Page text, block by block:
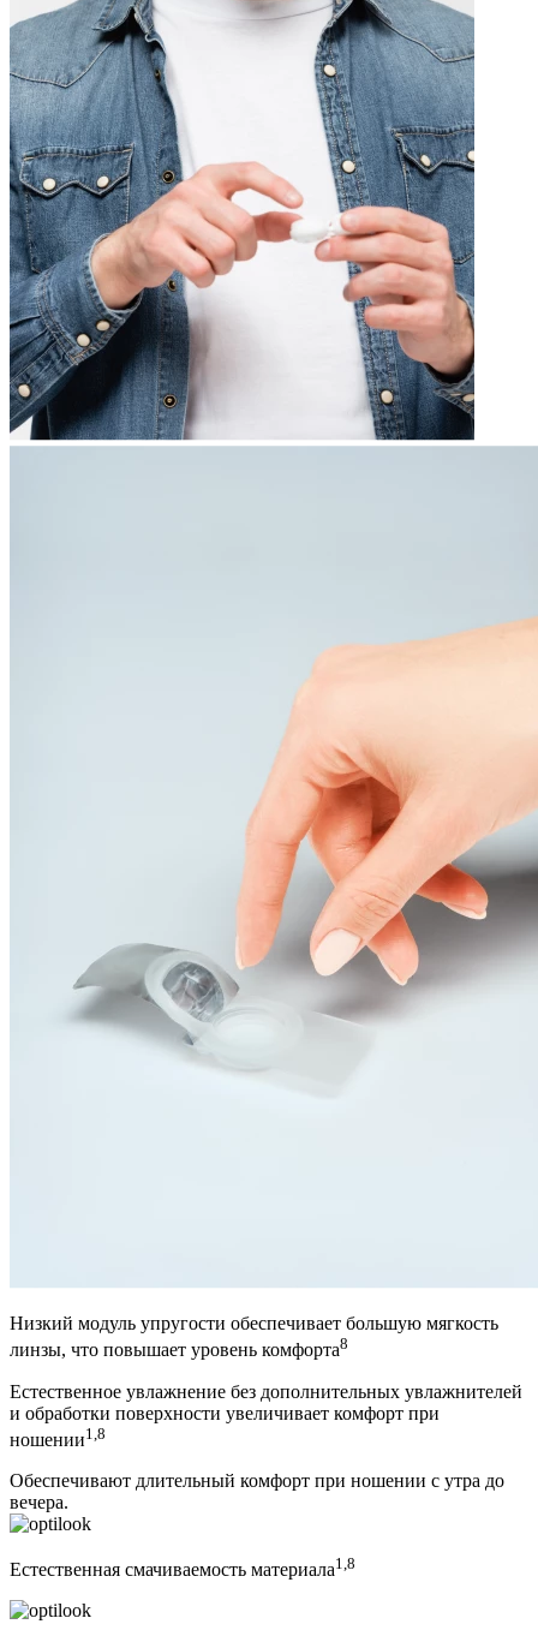
Низкий модуль упругости обеспечивает большую мягкость
линзы, что повышает уровень комфорта8
Естественное увлажнение без дополнительных увлажнителей
и обработки поверхности увеличивает комфорт при
ношении1,8
Обеспечивают длительный комфорт при ношении с утра до
вечера.
Естественная смачиваемость материала1,8